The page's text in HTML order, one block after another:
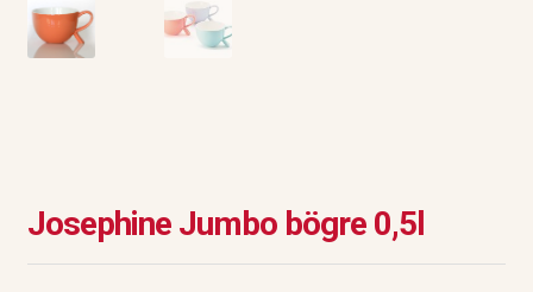
Josephine Jumbo bögre 0,5l